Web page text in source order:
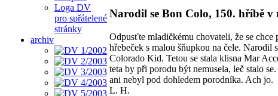
Loga DV
pro spřátelené
stránky
archiv
Narodil se Bon Colo, 150. hříbě v
Odpusťte mladičkému chovateli, že se
hřebeček s malou šňupkou na čele.
Colorado Kid. Tetou se stala klisna Mar
teta by při porodu být nemusela, leč stalo
ani nebyl pod dohledem porodníka. Ach jo.
L. H.